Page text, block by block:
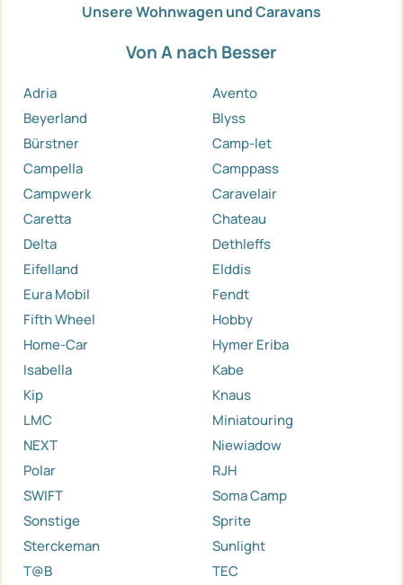
Unsere Wohnwagen und Caravans
Von A nach Besser
Adria
Avento
Beyerland
Blyss
Bürstner
Camp-let
Campella
Camppass
Campwerk
Caravelair
Caretta
Chateau
Delta
Dethleffs
Eifelland
Elddis
Eura Mobil
Fendt
Fifth Wheel
Hobby
Home-Car
Hymer Eriba
Isabella
Kabe
Kip
Knaus
LMC
Miniatouring
NEXT
Niewiadow
Polar
RJH
SWIFT
Soma Camp
Sonstige
Sprite
Sterckeman
Sunlight
T@B
TEC